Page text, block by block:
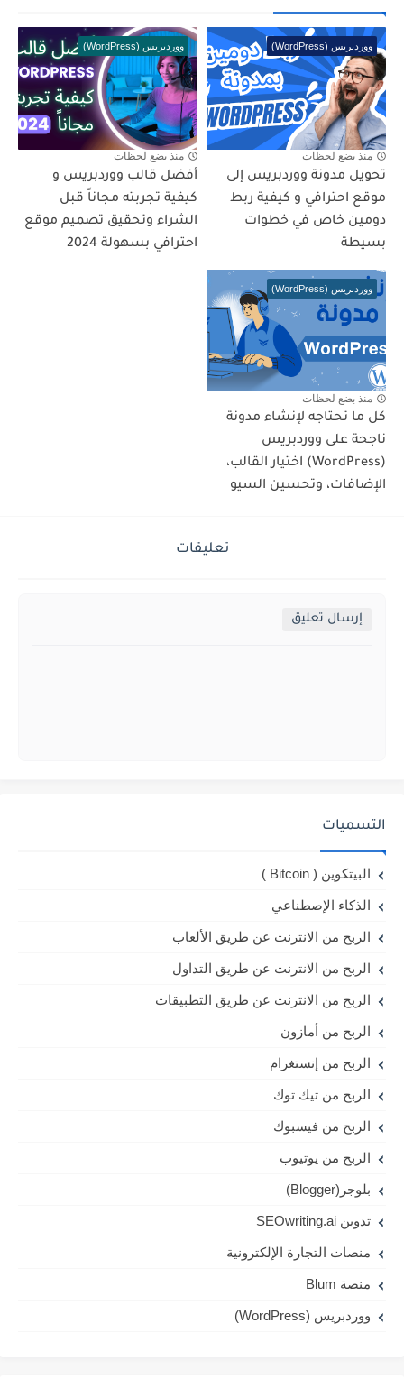
ووردبريس (WordPress)
منذ بضع لحظات
تحويل مدونة ووردبريس إلى
موقع احترافي و كيفية ربط
دومين خاص في خطوات
بسيطة
ووردبريس (WordPress)
منذ بضع لحظات
أفضل قالب ووردبريس و
كيفية تجربته مجاناً قبل
الشراء وتحقيق تصميم موقع
احترافي بسهولة 2024
ووردبريس (WordPress)
منذ بضع لحظات
كل ما تحتاجه لإنشاء مدونة
ناجحة على ووردبريس
(WordPress) اختيار القالب،
الإضافات، وتحسين السيو
تعليقات
إرسال تعليق
التسميات
البيتكوين ( Bitcoin )
الذكاء الإصطناعي
الربح من الانترنت عن طريق الألعاب
الربح من الانترنت عن طريق التداول
الربح من الانترنت عن طريق التطبيقات
الربح من أمازون
الربح من إنستغرام
الربح من تيك توك
الربح من فيسبوك
الربح من يوتيوب
بلوجر(Blogger)
تدوين SEOwriting.ai
منصات التجارة الإلكترونية
منصة Blum
ووردبريس (WordPress)